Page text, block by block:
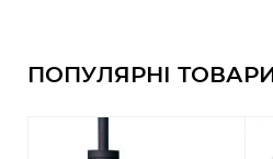
ПОПУЛЯРНІ ТОВАРИ